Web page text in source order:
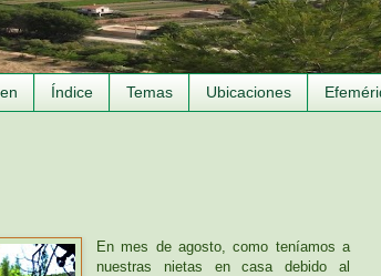
Índice Temas Ubicaciones
En mes de agosto, como teníamos a
nuestras nietas en casa debido al